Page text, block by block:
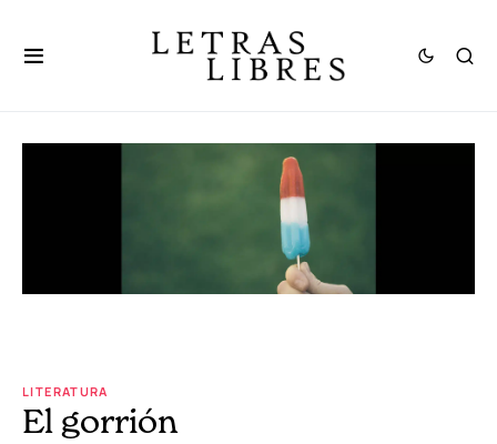
LITERATURA
El gorrión